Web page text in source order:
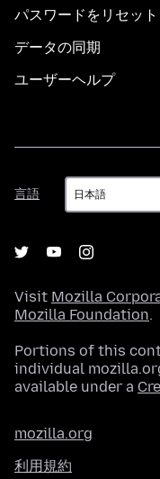
パスワードをリセット
データの同期
ユーザーヘルプ
言語
言
語
Visit Mozilla
Mozilla Foundation.
Portions of this
individual
available under a
mozilla.org
利用規約